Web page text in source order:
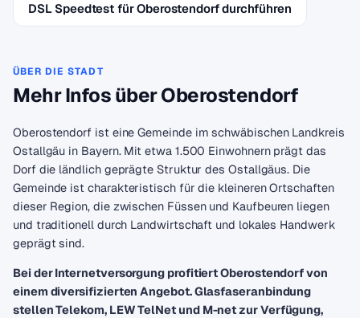
DSL Speedtest für Oberostendorf durchführen
ÜBER DIE STADT
Mehr Infos über Oberostendorf
Oberostendorf ist eine Gemeinde im schwäbischen Landkreis
Ostallgäu in Bayern. Mit etwa 1.500 Einwohnern prägt das
Dorf die ländlich geprägte Struktur des Ostallgäus. Die
Gemeinde ist charakteristisch für die kleineren Ortschaften
dieser Region, die zwischen Füssen und Kaufbeuren liegen
und traditionell durch Landwirtschaft und lokales Handwerk
geprägt sind.
Bei der Internetversorgung profitiert Oberostendorf von
einem diversifizierten Angebot. Glasfaseranbindung
stellen Telekom, LEW TelNet und M-net zur Verfügung,